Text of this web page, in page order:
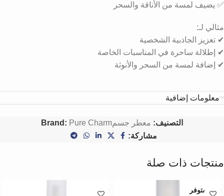
✅ يضيف لمسة من الأناقة والسحر
مثالي لـ:
✔ تعزيز الجاذبية الشخصية
✔ إطلالة ساحرة في المناسبات الخاصة
✔ إضافة لمسة من السحر والأنوثة
معلومات إضافية
التصنيف: معطر جسم Brand: Pure Charm
مشاركة:
منتجات ذات صلة
غير متوفر